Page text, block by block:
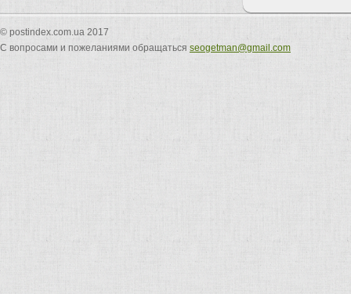
© postindex.com.ua 2017
С вопросами и пожеланиями обращаться seogetman@gmail.com